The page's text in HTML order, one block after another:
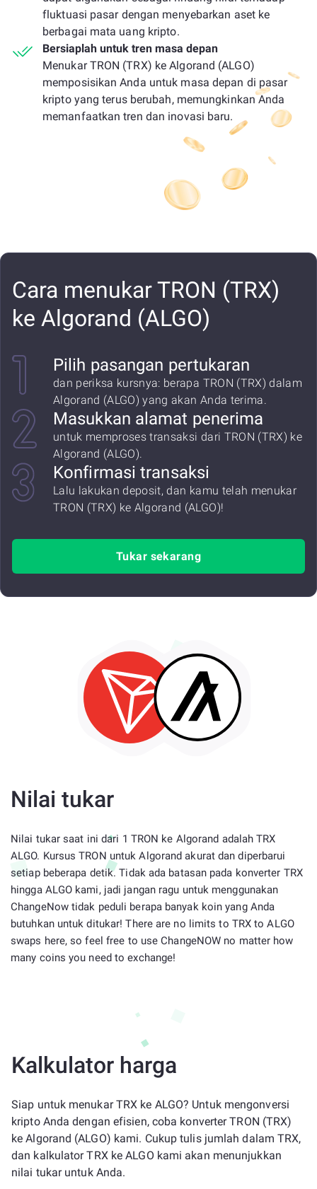
fluktuasi pasar dengan menyebarkan aset ke
berbagai mata uang kripto.
Bersiaplah untuk tren masa depan
Menukar TRON (TRX) ke Algorand (ALGO)
memposisikan Anda untuk masa depan di pasar
kripto yang terus berubah, memungkinkan Anda
memanfaatkan tren dan inovasi baru.
Cara menukar TRON (TRX)
ke Algorand (ALGO)
Pilih pasangan pertukaran
dan periksa kursnya: berapa TRON (TRX) dalam
Algorand (ALGO) yang akan Anda terima.
Masukkan alamat penerima
untuk memproses transaksi dari TRON (TRX) ke
Algorand (ALGO).
Konfirmasi transaksi
Lalu lakukan deposit, dan kamu telah menukar
TRON (TRX) ke Algorand (ALGO)!
Tukar sekarang
Nilai tukar
Nilai tukar saat ini dari 1 TRON ke Algorand adalah TRX
ALGO. Kursus TRON untuk Algorand akurat dan diperbarui
setiap beberapa detik. Tidak ada batasan pada konverter TRX
hingga ALGO kami, jadi jangan ragu untuk menggunakan
ChangeNow tidak peduli berapa banyak koin yang Anda
butuhkan untuk ditukar! There are no limits to TRX to ALGO
swaps here, so feel free to use ChangeNOW no matter how
many coins you need to exchange!
Kalkulator harga
Siap untuk menukar TRX ke ALGO? Untuk mengonversi
kripto Anda dengan efisien, coba konverter TRON (TRX)
ke Algorand (ALGO) kami. Cukup tulis jumlah dalam TRX,
dan kalkulator TRX ke ALGO kami akan menunjukkan
nilai tukar untuk Anda.